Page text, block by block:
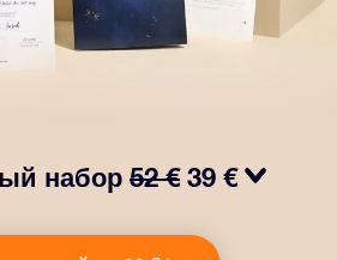
набор 52 € 39 €
подарочным набором OSR! В